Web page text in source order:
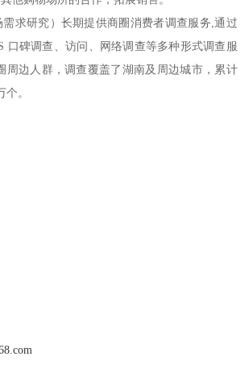
求研究）长期提供商圈消费者调查服务,通过
口碑调查、访问、网络调查等多种形式调查服
周边人群，调查覆盖了湖南及周边城市，累计
。